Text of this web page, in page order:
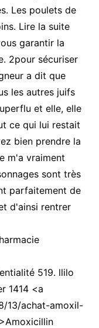
Les poulets de
Lire la suite
garantir la
2pour sécuriser
a dit que
les autres juifs
et elle, elle
ce qui lui restait
bien prendre la
m'a vraiment
sont très
parfaitement de
d'ainsi rentrer
519. llilo
1414 <a
13/achat-amoxil-